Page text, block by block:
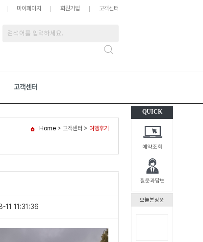
QUICK
예약조회
질문과답변
오늘본상품
마이페이지 회원가입 고객센터
고객센터
Home > 고객센터 > 여행후기
11 11:31:36